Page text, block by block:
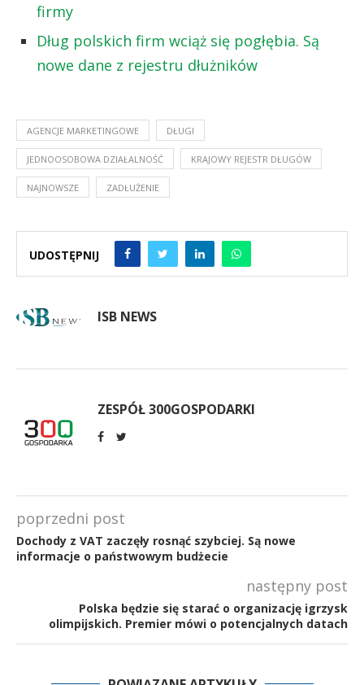
firmy
Dług polskich firm wciąż się pogłębia. Są
nowe dane z rejestru dłużników
AGENCJE MARKETINGOWE DŁUGI
JEDNOOSOBOWA DZIAŁALNOŚĆ KRAJOWY REJESTR DŁUGÓW
NAJNOWSZE ZADŁUŻENIE
UDOSTĘPNIJ
ISB NEWS
ZESPÓŁ 300GOSPODARKI
poprzedni post
Dochody z VAT zaczęły rosnąć szybciej. Są nowe
informacje o państwowym budżecie
następny post
Polska będzie się starać o organizację igrzysk
olimpijskich. Premier mówi o potencjalnych datach